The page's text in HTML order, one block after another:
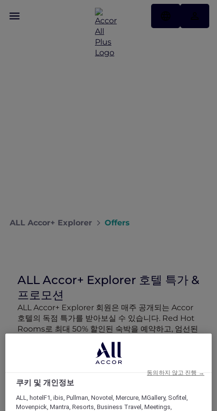
ALL Accor+ Explorer Offers
ALL Accor+ Explorer 호텔 특가 &
프로모션
ALL Accor+ Explorer 회원은 매주 공개되는 Accor
호텔의 독점 특가를 받아보실 수 있습니다. Red Hot
Rooms로 최대 50% 할인된 숙박을 예약하고, 엄선된
럭셔리 호텔 패키지 More Escapes 혜택 정보와 함께
회원 전용 이벤트에 참여하고, 파트너 특별 혜택을 누
려보세요. 여행 예산을 더 효율적으로 활용하고 모든
여정을 더욱 특별하게 만들어 드립니다.
검색 결과 164 제공 혜택
쿠키 및 개인정보
ALL, hotelF1, ibis, Pullman, Novotel, Mercure, MGallery, Sofitel,
Movenpick, Mantra, Resorts, Business Travel, Meetings,
동의하지 않고 진행 →